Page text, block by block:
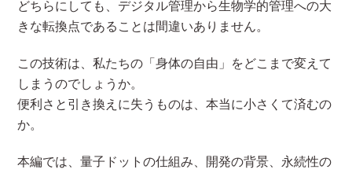
どちらにしても、デジタル管理から生物学的管理への大
きな転換点であることは間違いありません。
この技術は、私たちの「身体の自由」をどこまで変えて
しまうのでしょうか。
便利さと引き換えに失うものは、本当に小さくて済むの
か。
本編では、量子ドットの仕組み、開発の背景、永続性の